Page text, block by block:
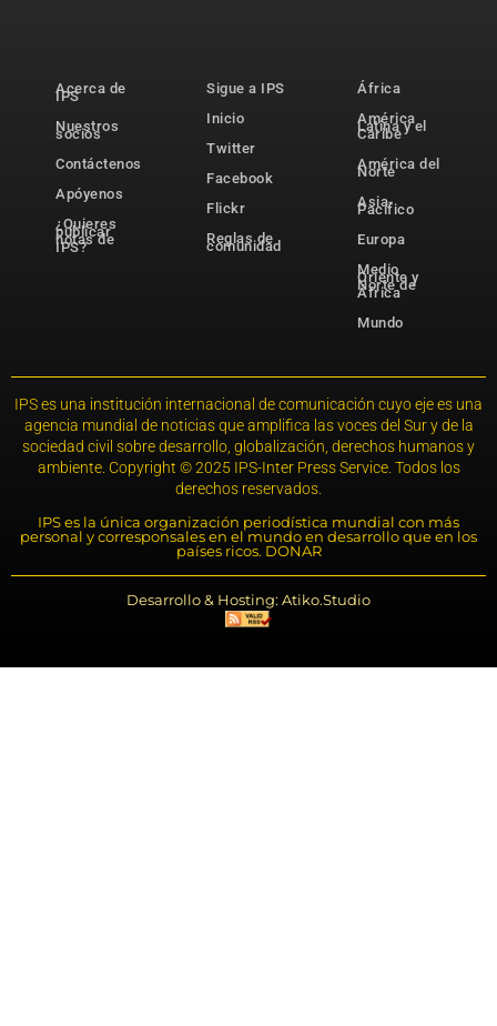
Acerca de
IPS
Nuestros
socios
Contáctenos
Apóyenos
¿Quieres
publicar
notas de
IPS?
Sigue a IPS
Inicio
Twitter
Facebook
Flickr
Reglas de
comunidad
África
América
Latina y el
Caribe
América del
Norte
Asia-
Pacífico
Europa
Medio
Oriente y
Norte de
África
Mundo
IPS es una institución internacional de comunicación cuyo eje es una
agencia mundial de noticias que amplifica las voces del Sur y de la
sociedad civil sobre desarrollo, globalización, derechos humanos y
ambiente. Copyright © 2025 IPS-Inter Press Service. Todos los
derechos reservados.
IPS es la única organización periodística mundial con más
personal y corresponsales en el mundo en desarrollo que en los
países ricos. DONAR
Desarrollo & Hosting: Atiko.Studio